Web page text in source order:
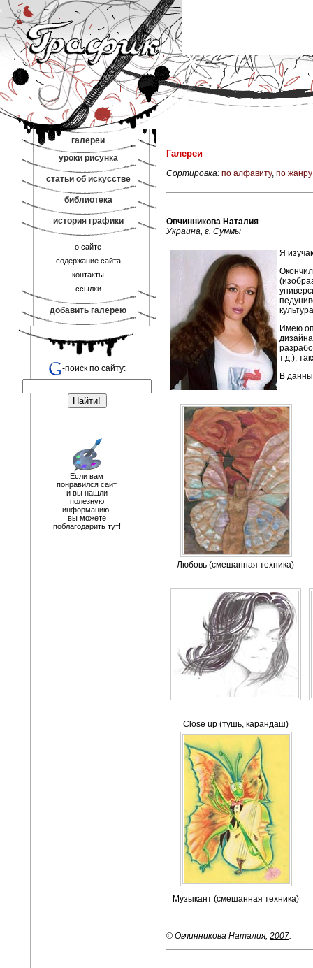
галереи
уроки рисунка
статьи об искусстве
библиотека
история графики
о сайте
содержание сайта
контакты
ссылки
добавить галерею
-поиск по сайту:
Если вам
понравился сайт
и вы нашли
полезную
информацию,
вы можете
поблагодарить тут!
Галереи
Сортировка: по алфавиту, по
Овчинникова Наталия
Украина, г. Суммы
Я
Имею
т.д.),
В
Любовь (смешанная техника)
Close up (тушь, карандаш)
Музыкант (смешанная техника)
© Овчинникова Наталия, 2007.